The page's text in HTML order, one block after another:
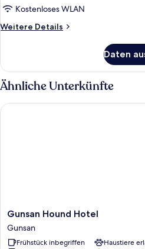
Kostenloses WLAN
Weitere Details
Weitere
Doppelzimmer
Daten
Ähnliche Unterkünfte
Gunsan
Hound
Hotel
Gunsan
Gunsan Hound Hotel
Gunsan
Frühstück inbegriffen
Haustiere
Gunsan Hound Hotel